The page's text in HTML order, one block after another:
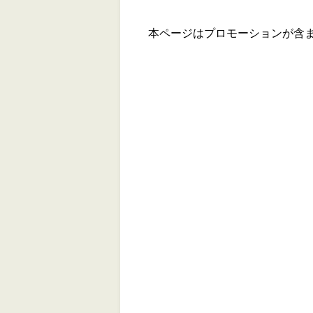
本ページはプロモーションが含